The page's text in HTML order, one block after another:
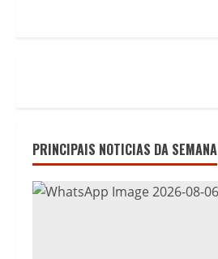
PRINCIPAIS NOTICIAS DA SEMANA